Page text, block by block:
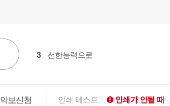
3 선한능력으로
악보신청 인쇄 테스트 인쇄가 안될 때